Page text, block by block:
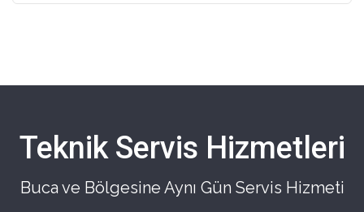
Teknik Servis Hizmetleri
Buca ve Bölgesine Aynı Gün Servis Hizmeti